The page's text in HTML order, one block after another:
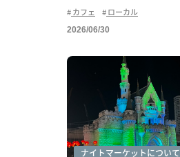
カフェ ローカル
2026/06/30
グルメ(ローカル)
ショッピング
ナイトマーケットについて